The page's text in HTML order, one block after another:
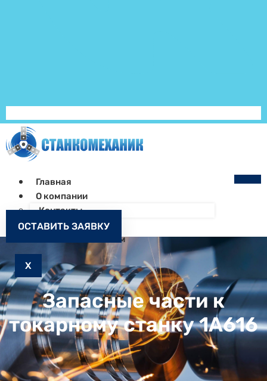
Главная
О компании
Контакты
Как заказать
Запчасти к станкам
X
ОСТАВИТЬ ЗАЯВКУ
Запасные части к
токарному станку 1А616